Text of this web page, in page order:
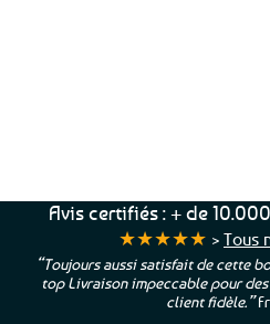
Avis certifiés : + de
★★★★★ > Tous
“Toujours aussi satisfait de cette
top Livraison impeccable pour
client fidèle.”